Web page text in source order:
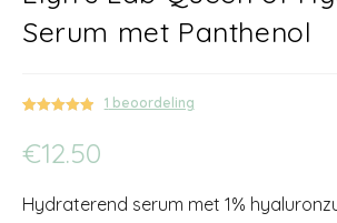
Serum met Panthenol
5.00op 5
gebaseerd
waardering
1 beoordeling
€12.50
Hydraterend serum met 1%